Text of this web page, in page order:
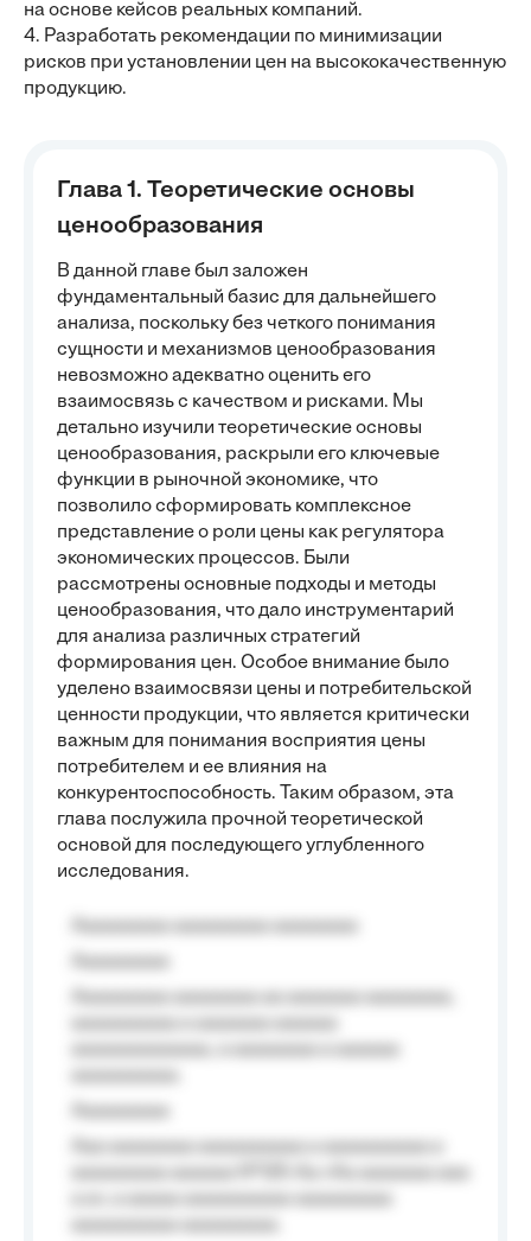
на основе кейсов реальных компаний.
4. Разработать рекомендации по минимизации
рисков при установлении цен на высококачественную
продукцию.
Глава 1. Теоретические основы
ценообразования
В данной главе был заложен
фундаментальный базис для дальнейшего
анализа, поскольку без четкого понимания
сущности и механизмов ценообразования
невозможно адекватно оценить его
взаимосвязь с качеством и рисками. Мы
детально изучили теоретические основы
ценообразования, раскрыли его ключевые
функции в рыночной экономике, что
позволило сформировать комплексное
представление о роли цены как регулятора
экономических процессов. Были
рассмотрены основные подходы и методы
ценообразования, что дало инструментарий
для анализа различных стратегий
формирования цен. Особое внимание было
уделено взаимосвязи цены и потребительской
ценности продукции, что является критически
важным для понимания восприятия цены
потребителем и ее влияния на
конкурентоспособность. Таким образом, эта
глава послужила прочной теоретической
основой для последующего углубленного
исследования.